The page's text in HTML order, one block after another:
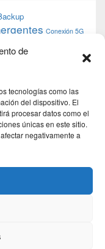
de
tecnologías como las
del dispositivo. El
procesar datos como el
únicas en este sitio.
negativamente a
Conexión 5G
web
iphone
raspberrypi
torrent
Windows